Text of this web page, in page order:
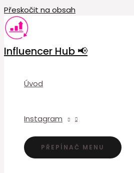
Přeskočit na obsah
Influencer Hub 📢
Úvod
Instagram
PŘEPÍNAČ MENU